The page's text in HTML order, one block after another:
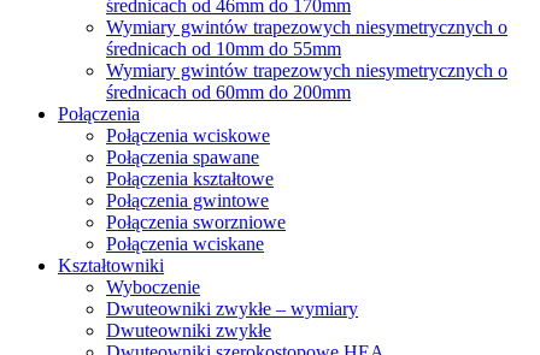
średnicach od 46mm do 170mm
Wymiary gwintów trapezowych niesymetrycznych o
średnicach od 10mm do 55mm
Wymiary gwintów trapezowych niesymetrycznych o
średnicach od 60mm do 200mm
Połączenia
Połączenia wciskowe
Połączenia spawane
Połączenia kształtowe
Połączenia gwintowe
Połączenia sworzniowe
Połączenia wciskane
Kształtowniki
Wyboczenie
Dwuteowniki zwykłe – wymiary
Dwuteowniki zwykłe